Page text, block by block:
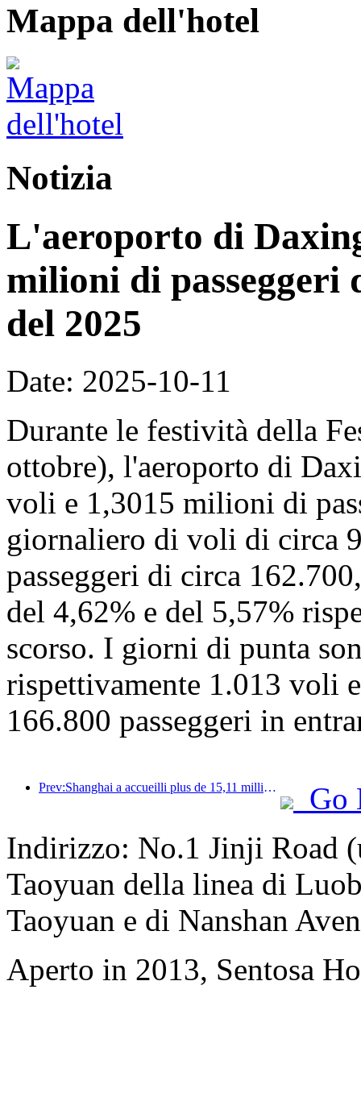
Mappa dell'hotel
Notizia
L'aeroporto di
milioni di passeggeri
del 2025
Date: 2025-10-11
Durante le festività della
ottobre), l'aeroporto di
voli e 1,3015 milioni di
giornaliero di voli di circa
passeggeri di circa
del 4,62% e del 5,57%
scorso. I giorni di punta
rispettivamente 1.013 voli
166.800 passeggeri in
Prev:Shanghai a accueilli plus de 15,11 millions de visiteurs au cours des quatre premiers jours des vacances de la mi-automne et de la fête nationale, soit une augmentation de plus de 20 % par rapport à l'année précédente.
Go
Indirizzo: No.1 Jinji Road
Taoyuan della linea di
Taoyuan e di Nanshan
Aperto in 2013, Sentosa